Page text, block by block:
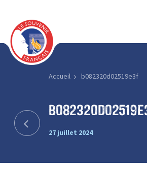
Accueil b082320d02519e3f
27 juillet 2024